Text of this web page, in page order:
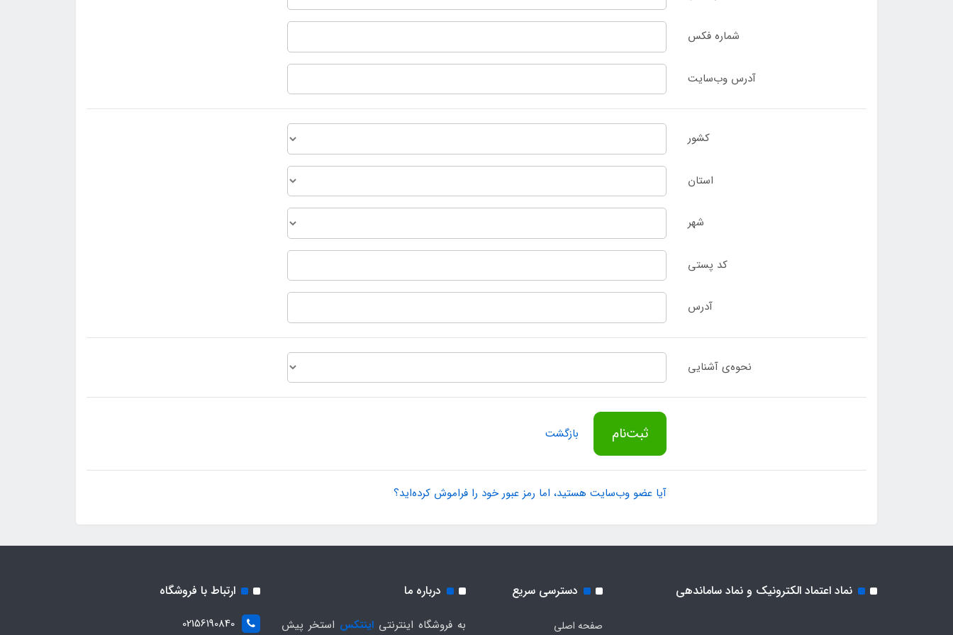
شماره فکس
آدرس وب‌سایت
کشور
استان
شهر
کد پستی
آدرس
نحوه‌ی آشنایی
ثبت‌نام بازگشت
آیا عضو وب‌سایت هستید، اما رمز عبور خود را فراموش کرده‌اید؟
نماد اعتماد الکترونیک و نماد ساماندهی دسترسی سریع
صفحه اصلی
درباره ما
به فروشگاه اینترنتی اینتکس استخر پیش
ارتباط با فروشگاه
02156190840